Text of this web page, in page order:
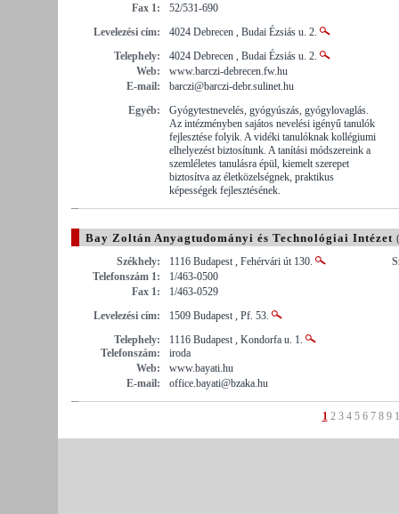
Fax 1:
52/531-690
Levelezési cím:
4024 Debrecen , Budai Ézsiás u. 2.
Telephely:
4024 Debrecen , Budai Ézsiás u. 2.
Web:
www.barczi-debrecen.fw.hu
E-mail:
barczi@barczi-debr.sulinet.hu
Egyéb:
Gyógytestnevelés, gyógyúszás, gyógylovaglás.
Az intézményben sajátos nevelési igényű tanulók
fejlesztése folyik. A vidéki tanulóknak kollégiumi
elhelyezést biztosítunk. A tanítási módszereink a
szemléletes tanulásra épül, kiemelt szerepet
biztosítva az életközelségnek, praktikus
képességek fejlesztésének.
Bay Zoltán Anyagtudományi és Technológiai Intézet
Székhely:
1116 Budapest , Fehérvári út 130.
Telefonszám 1:
1/463-0500
Fax 1:
1/463-0529
Levelezési cím:
1509 Budapest , Pf. 53.
Telephely:
1116 Budapest , Kondorfa u. 1.
Telefonszám:
iroda
Web:
www.bayati.hu
E-mail:
office.bayati@bzaka.hu
1 2 3 4 5 6 7 8 9